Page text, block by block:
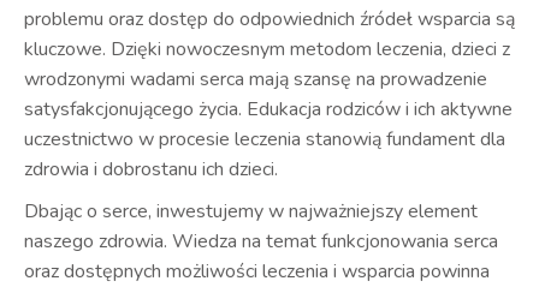
problemu oraz dostęp do odpowiednich źródeł wsparcia są
kluczowe. Dzięki nowoczesnym metodom leczenia, dzieci z
wrodzonymi wadami serca mają szansę na prowadzenie
satysfakcjonującego życia. Edukacja rodziców i ich aktywne
uczestnictwo w procesie leczenia stanowią fundament dla
zdrowia i dobrostanu ich dzieci.
Dbając o serce, inwestujemy w najważniejszy element
naszego zdrowia. Wiedza na temat funkcjonowania serca
oraz dostępnych możliwości leczenia i wsparcia powinna